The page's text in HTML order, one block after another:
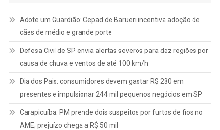
Adote um Guardião: Cepad de Barueri incentiva adoção de
cães de médio e grande porte
Defesa Civil de SP envia alertas severos para dez regiões por
causa de chuva e ventos de até 100 km/h
Dia dos Pais: consumidores devem gastar R$ 280 em
presentes e impulsionar 244 mil pequenos negócios em SP
Carapicuíba: PM prende dois suspeitos por furtos de fios no
AME; prejuízo chega a R$ 50 mil